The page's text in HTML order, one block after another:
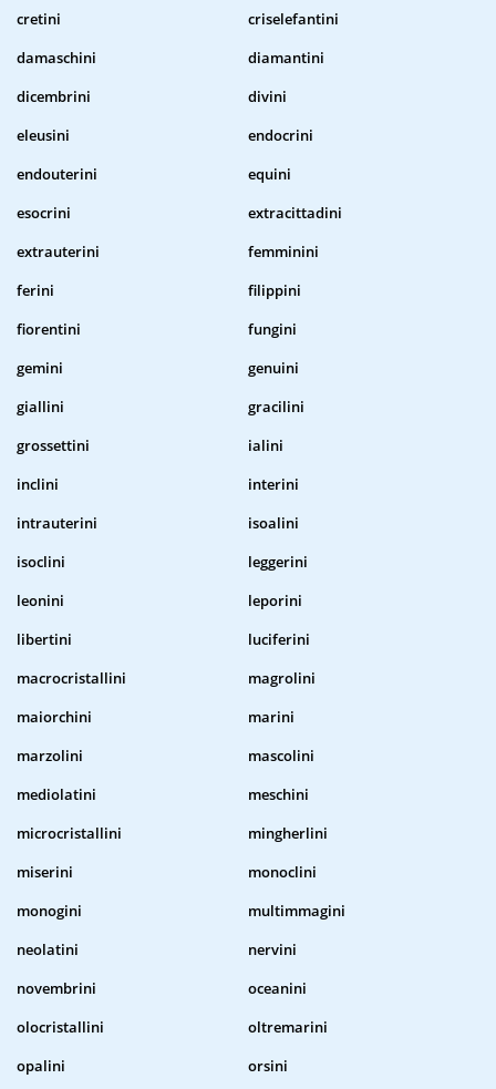
cretini
criselefantini
damaschini
diamantini
dicembrini
divini
eleusini
endocrini
endouterini
equini
esocrini
extracittadini
extrauterini
femminini
ferini
filippini
fiorentini
fungini
gemini
genuini
giallini
gracilini
grossettini
ialini
inclini
interini
intrauterini
isoalini
isoclini
leggerini
leonini
leporini
libertini
luciferini
macrocristallini
magrolini
maiorchini
marini
marzolini
mascolini
mediolatini
meschini
microcristallini
mingherlini
miserini
monoclini
monogini
multimmagini
neolatini
nervini
novembrini
oceanini
olocristallini
oltremarini
opalini
orsini